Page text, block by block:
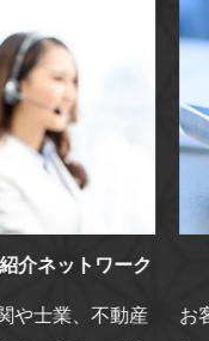
介ネットワーク
や士業、不動産
お